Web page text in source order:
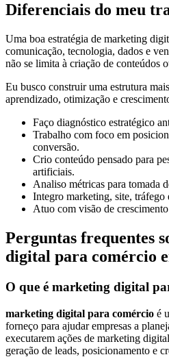
Diferenciais do meu
Uma boa estratégia de marketing
comunicação, tecnologia, dados e
não se limita à criação de conteúdos
Eu busco construir uma estrutura
aprendizado, otimização e
Faço diagnóstico estratégico
Trabalho com foco em
conversão.
Crio conteúdo pensado para
artificiais.
Analiso métricas para tomada
Integro marketing, site, tráfego
Atuo com visão de
Perguntas frequentes
digital para comércio
O que é marketing digital
marketing digital para comércio é
forneço para ajudar empresas a
executarem ações de marketing
geração de leads, posicionamento e